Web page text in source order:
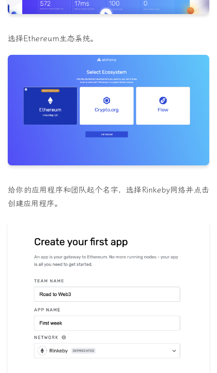
选择Ethereum生态系统。
给你的应用程序和团队起个名字，选择Rinkeby网络并点击
创建应用程序。